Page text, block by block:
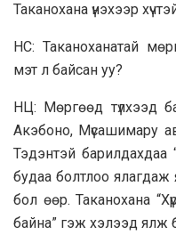
Таканохана үнэхээр
НС: Таканоханатай
мэт л байсан уу?
НЦ: Мөргөөд түлхээд
Акэбоно, Мүсашимару
Тэдэнтэй
будаа болтлоо ялагдаж
бол өөр. Таканохана
байна” гэж хэлээд ялж